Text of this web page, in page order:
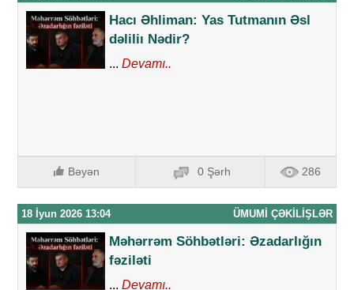
Hacı Əhliman: Yas Tutmanın Əsl
dəliliı Nədir?
... Devamı..
Bəyən 0 Şərh 286
18 İyun 2026 13:04 ÜMUMI ÇƏKILIŞLƏR
Məhərrəm Söhbətləri: Əzadarlığın
fəziləti
... Devamı..